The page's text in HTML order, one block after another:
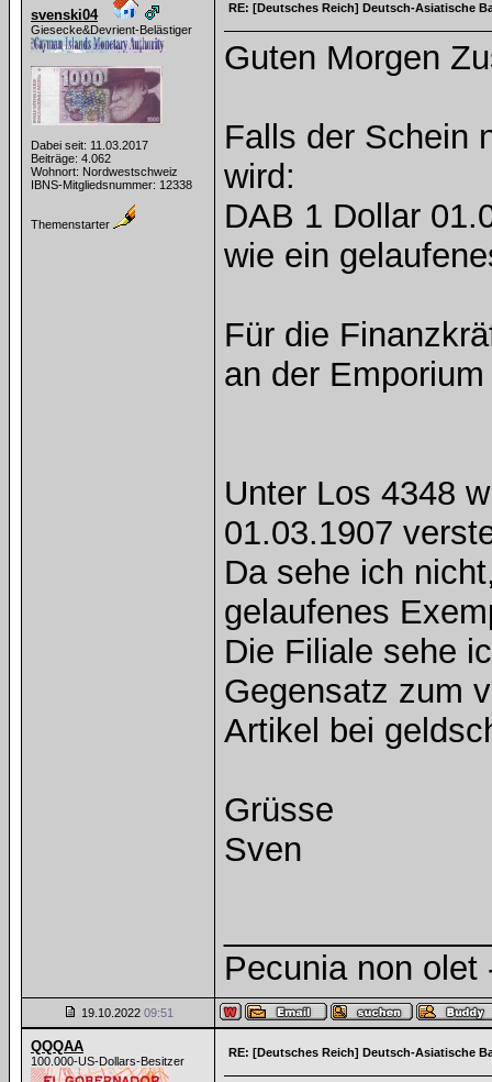
svenski04
Giesecke&Devrient-Belästiger
Dabei seit: 11.03.2017
Beiträge: 4.062
Wohnort: Nordwestschweiz
IBNS-Mitgliedsnummer: 12338
Themenstarter
RE: [Deutsches Reich] Deutsch-Asiatische
Guten Morgen
Falls der Schein
wird:
DAB 1 Dollar
wie ein
Für die
an der
Unter Los 4348
01.03.1907
Da sehe ich
gelaufenes
Die Filiale sehe
Gegensatz zum
Artikel bei
Grüsse
Sven
Pecunia non
19.10.2022 09:51
QQQAA
100.000-US-Dollars-Besitzer
RE: [Deutsches Reich] Deutsch-Asiatische